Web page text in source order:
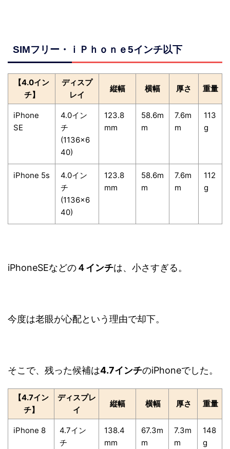
SIMフリー・ｉＰｈｏｎｅ5インチ以下
【4.0イン
チ】
ディスプ
レイ
縦幅 横幅 厚さ 重量
iPhone
SE
4.0イン
チ
(1136×6
40)
123.8
mm
58.6m
m
7.6m
m
113
g
iPhone 5s
4.0イン
チ
(1136×6
40)
123.8
mm
58.6m
m
7.6m
m
112
g
iPhoneSEなどの４インチは、小さすぎる。
今度は老眼が心配という理由で却下。
そこで、残った候補は4.7インチのiPhoneでした。
【4.7イン
チ】
ディスプレ
イ
縦幅 横幅 厚さ 重量
iPhone 8
4.7イン
チ
138.4
mm
67.3m
m
7.3m
m
148
g